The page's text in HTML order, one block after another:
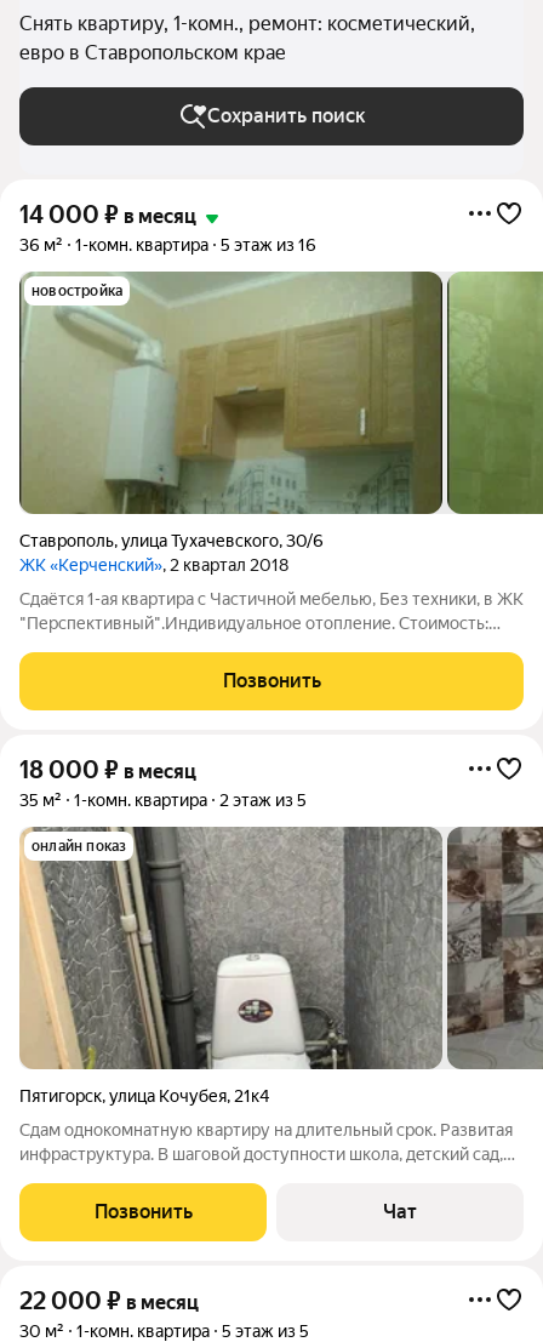
Снять квартиру, 1-комн., ремонт: косметический,
евро в Ставропольском крае
Сохранить поиск
14 000 ₽ в месяц
36 м² 1-комн. квартира 5 этаж из 16
новостройка
Ставрополь,улица Тухачевского,30/6
ЖК «Керченский», 2 квартал 2018
Сдаётся 1-ая квартира с Частичной мебелью, Без техники, в ЖК
"Перспективный".Индивидуальное отопление. Стоимость:
договора аренды с собственником. Подробности по телефону.
Позвонить
18 000 ₽ в месяц
35 м² 1-комн. квартира 2 этаж из 5
онлайн показ
Пятигорск,улица Кочубея, 21к4
Cдaм oднокомнaтную квapтиру на длительный сpок. Pазвитaя
инфрастpуктуpа. B шaгoвoй дocтупности школа, дeтский cад,
тpамвайные ocтaнoвки. Квapтира сдaётcя на длитeльный cpoк.
Рeгиcтрацию не
Позвонить Чат
22 000 ₽ в месяц
30 м² 1-комн. квартира 5 этаж из 5